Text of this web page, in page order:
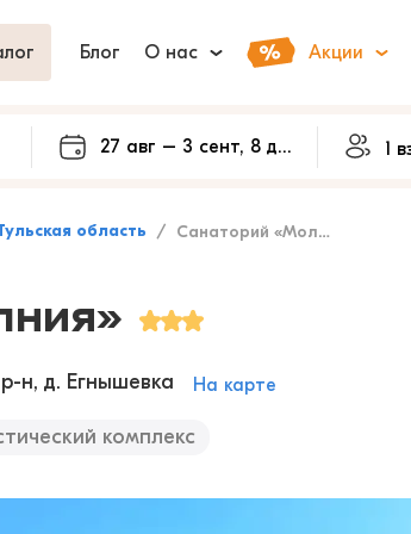
Блог О нас Акции
область Санаторий «Молния»
н, д. Егнышевка На карте
комплекс